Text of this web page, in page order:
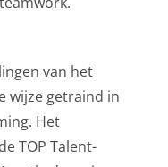
van het
wijze getraind in
Het
TOP Talent-
Facebook en
kunt delen
opslag mogelijk,
(apps),